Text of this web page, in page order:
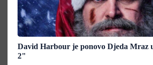
David Harbour je ponovo Djeda Mraz
2"